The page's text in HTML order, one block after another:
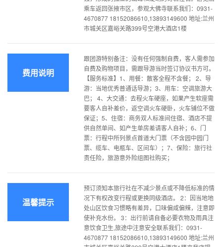
乘车返回张掖市区，参观大佛寺联系我们：0931-
4670877 18152086610,13893149600 地址:兰州
市城关区嘉峪关路399号空港大酒店1楼
费用说明
跟团游特别备注：没有任何强制自费，客人需参加
自费及购物项目，需跟导游当时签订协议书方可。
【服务标准】1、用餐：散客全程不含餐； 2、导
游：当地优秀普通话导游；3、用车：空调旅游大
巴； 4、大交通：去程火车硬座，如果产生软座需
要客人自补差价，返空调火车硬卧，火车铺位不做
保证；5、住宿：商务双人标准间住宿、酒店不提
供自然单间、如产生单房差请客人自补；6、门
票：行程中所列景点首道大门票（不含园中园门
票、缆车、电瓶车、区间车）；7、保险：旅行社
责任险，旅游意外险组图社购买；
温馨提示
预订须知本旅行社在不减少景点或不降低标准的情
况下有权改变行程或更换同级酒店。 2：因当地地
处山区饮食习惯略有差异，口味偏咸偏辣，注意即
使补充水份。 3：出行前请自备必要衣物及雨具注
意饮食卫生,旅途中注意安全联系我们：0931-
4670877 18152086610,13893149600 地址:兰州